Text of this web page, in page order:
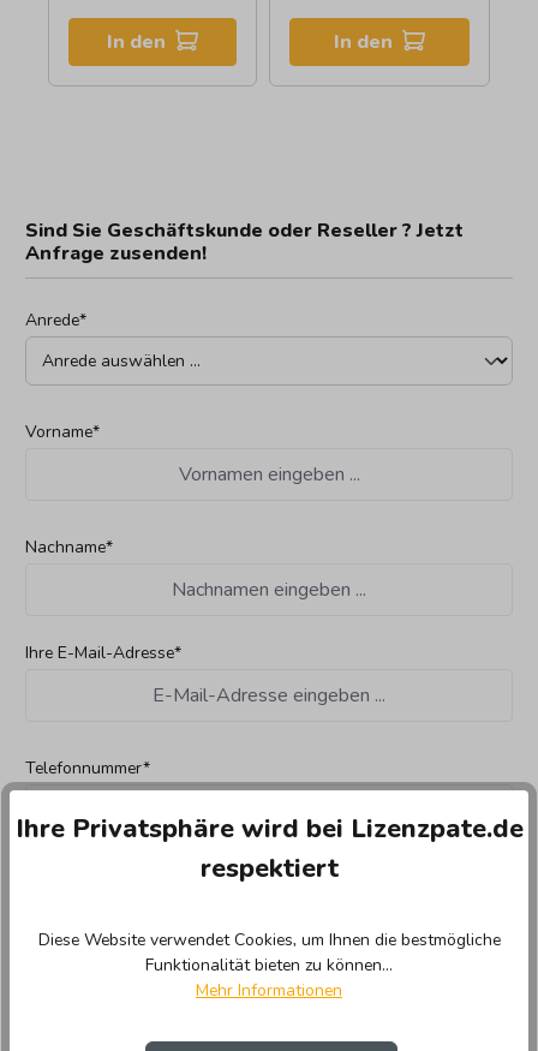
One Key
In den In den
Sind Sie Geschäftskunde oder Reseller ? Jetzt
Anfrage zusenden!
Anrede*
Vorname*
Nachname*
Ihre E-Mail-Adresse*
Telefonnummer*
Ihre Privatsphäre wird bei Lizenzpate.de
respektiert
Diese Website verwendet Cookies, um Ihnen die bestmögliche
Funktionalität bieten zu können...
Mehr Informationen